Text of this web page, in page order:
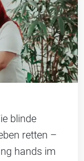
blinde
retten –
hands im